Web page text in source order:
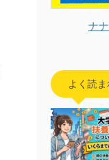
ナ
よく読